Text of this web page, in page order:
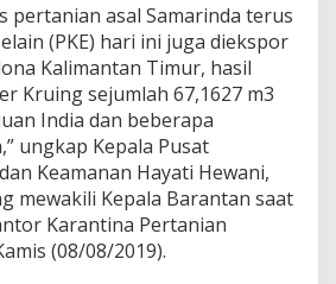
pertanian asal Samarinda terus
(PKE) hari ini juga diekspor
Kalimantan Timur, hasil
Kruing sejumlah 67,1627 m3
India dan beberapa
ungkap Kepala Pusat
Keamanan Hayati Hewani,
mewakili Kepala Barantan saat
Karantina Pertanian
(08/08/2019).